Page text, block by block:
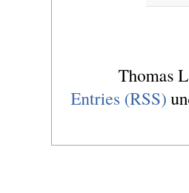
Thomas
Entries (RSS)